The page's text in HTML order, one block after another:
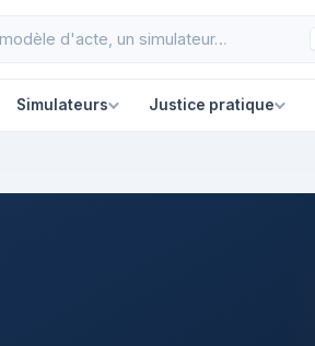
Simulateurs Justice pratique